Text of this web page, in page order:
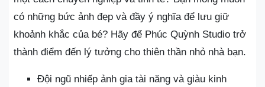
có những bức ảnh đẹp và đầy ý nghĩa để lưu giữ
khoảnh khắc của bé? Hãy để Phúc Quỳnh Studio trở
thành điểm đến lý tưởng cho thiên thần nhỏ nhà bạn.
Đội ngũ nhiếp ảnh gia tài năng và giàu kinh